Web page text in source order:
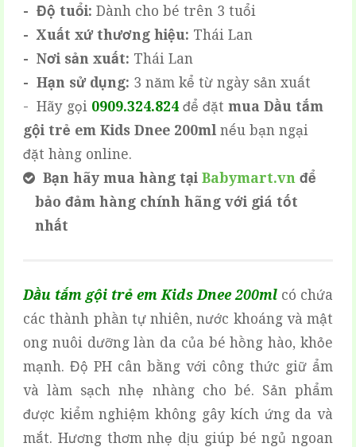
- Độ tuổi: Dành cho bé trên 3 tuổi
- Xuất xứ thương hiệu: Thái Lan
- Nơi sản xuất: Thái Lan
- Hạn sử dụng: 3 năm kể từ ngày sản xuất
- Hãy gọi 0909.324.824 để đặt mua Dầu tắm
gội trẻ em Kids Dnee 200ml nếu bạn ngại
đặt hàng online.
Bạn hãy mua hàng tại Babymart.vn để
bảo đảm hàng chính hãng với giá tốt
nhất
Dầu tắm gội trẻ em Kids Dnee 200ml có chứa
các thành phần tự nhiên, nước khoáng và mật
ong nuôi dưỡng làn da của bé hồng hào, khỏe
mạnh. Độ PH cân bằng với công thức giữ ẩm
và làm sạch nhẹ nhàng cho bé. Sản phẩm
được kiểm nghiệm không gây kích ứng da và
mắt. Hương thơm nhẹ dịu giúp bé ngủ ngoan